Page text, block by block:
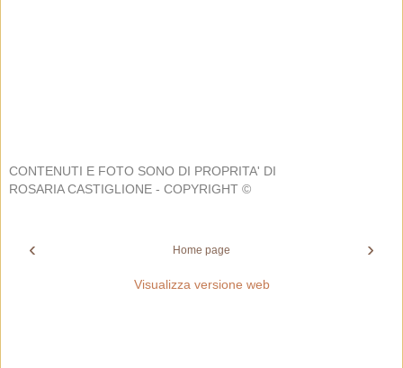
CONTENUTI E FOTO SONO DI PROPRITA' DI
ROSARIA CASTIGLIONE - COPYRIGHT ©
‹ ›
Home page
Visualizza versione web